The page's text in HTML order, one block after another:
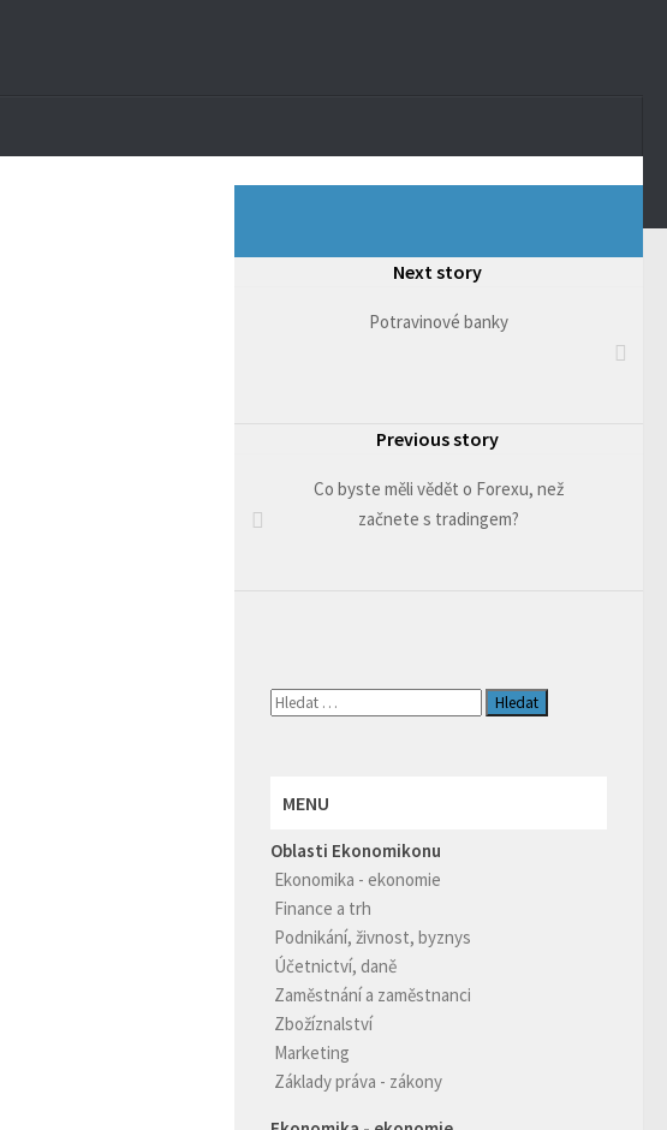
Next story
Potravinové banky
Previous story
Co byste měli vědět o Forexu, než
začnete s tradingem?
Vyhledávání
MENU
Oblasti Ekonomikonu
Ekonomika - ekonomie
Finance a trh
Podnikání, živnost, byznys
Účetnictví, daně
Zaměstnání a zaměstnanci
Zbožíznalství
Marketing
Základy práva - zákony